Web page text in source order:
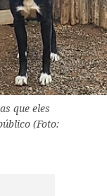
que eles
(Foto: